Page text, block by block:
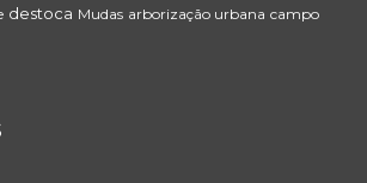
destoca Mudas arborização urbana campo